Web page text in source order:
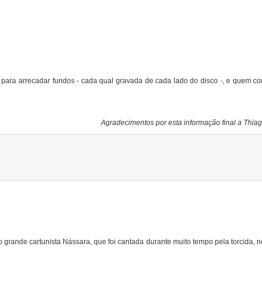
arrecadar fundos - cada qual gravada de cada lado do disco -, e quem
Agradecimentos por esta informação final a
cartunista Nássara, que foi cantada durante muito tempo pela torcida,